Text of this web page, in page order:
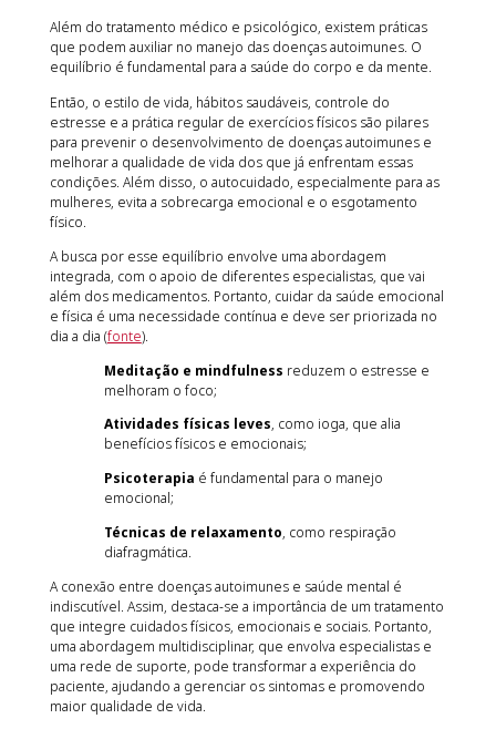
Além do tratamento médico e psicológico, existem práticas
que podem auxiliar no manejo das doenças autoimunes. O
equilíbrio é fundamental para a saúde do corpo e da mente.
Então, o estilo de vida, hábitos saudáveis, controle do
estresse e a prática regular de exercícios físicos são pilares
para prevenir o desenvolvimento de doenças autoimunes e
melhorar a qualidade de vida dos que já enfrentam essas
condições. Além disso, o autocuidado, especialmente para as
mulheres, evita a sobrecarga emocional e o esgotamento
físico.
A busca por esse equilíbrio envolve uma abordagem
integrada, com o apoio de diferentes especialistas, que vai
além dos medicamentos. Portanto, cuidar da saúde emocional
e física é uma necessidade contínua e deve ser priorizada no
dia a dia (fonte).
Meditação e mindfulness reduzem o estresse e
melhoram o foco;
Atividades físicas leves, como ioga, que alia
benefícios físicos e emocionais;
Psicoterapia é fundamental para o manejo
emocional;
Técnicas de relaxamento, como respiração
diafragmática.
A conexão entre doenças autoimunes e saúde mental é
indiscutível. Assim, destaca-se a importância de um tratamento
que integre cuidados físicos, emocionais e sociais. Portanto,
uma abordagem multidisciplinar, que envolva especialistas e
uma rede de suporte, pode transformar a experiência do
paciente, ajudando a gerenciar os sintomas e promovendo
maior qualidade de vida.